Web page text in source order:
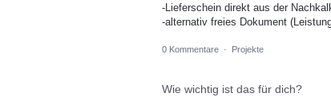
-Lieferschein direkt aus der
-alternativ freies Dokument
0 Kommentare · Projekte
Wie wichtig ist das für dich?